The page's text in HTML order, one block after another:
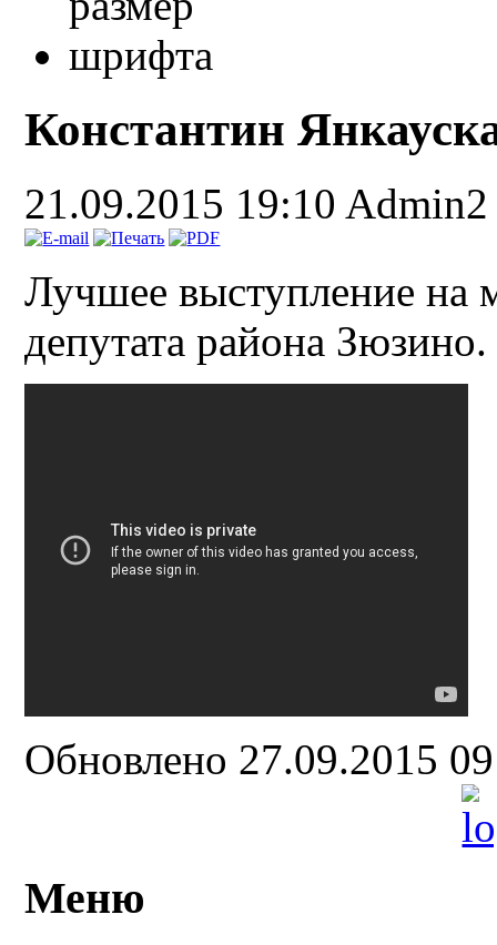
Константин
21.09.2015 19:10 Admin2
Лучшее выступление на
депутата района
Обновлено 27.09.2015
Меню